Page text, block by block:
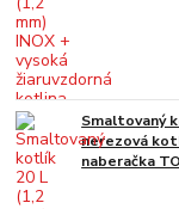
Smaltovaný
nerezová
naberačka